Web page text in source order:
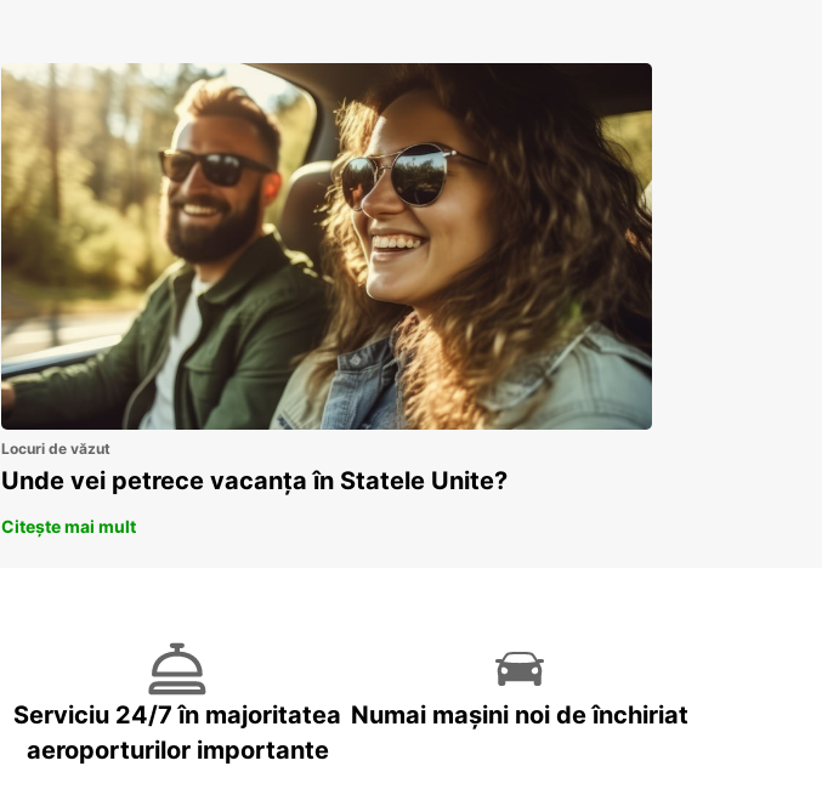
Locuri de văzut
Unde vei petrece vacanța în Statele Unite?
Citește mai mult
Serviciu 24/7 în majoritatea
aeroporturilor importante
Numai mașini noi de închiriat